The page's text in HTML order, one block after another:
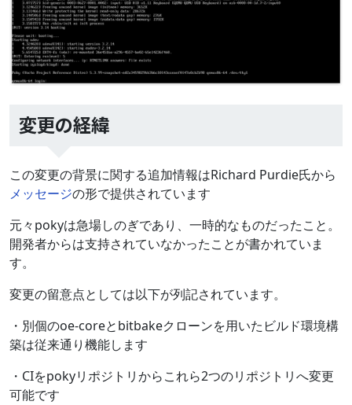
変更の経緯
この変更の背景に関する追加情報はRichard Purdie氏から
メッセージの形で提供されています
元々pokyは急場しのぎであり、一時的なものだったこと。
開発者からは支持されていなかったことが書かれていま
す。
変更の留意点としては以下が列記されています。
・別個のoe-coreとbitbakeクローンを用いたビルド環境構
築は従来通り機能します
・CIをpokyリポジトリからこれら2つのリポジトリへ変更
可能です